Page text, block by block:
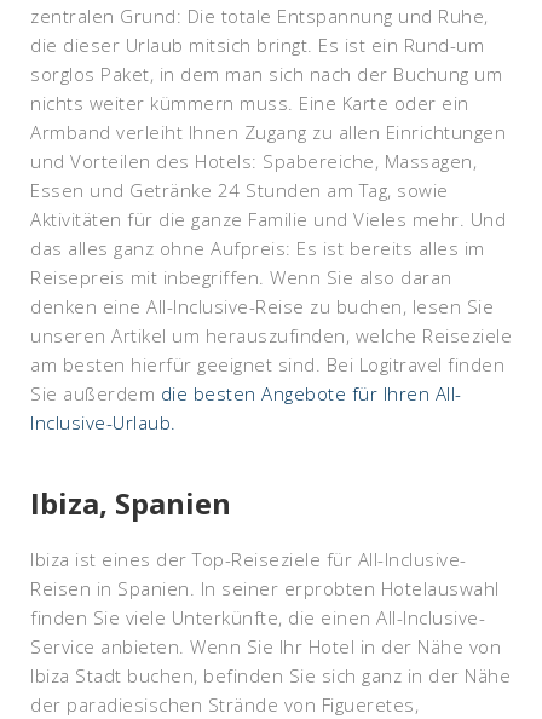
zentralen Grund: Die totale Entspannung und Ruhe,
die dieser Urlaub mitsich bringt. Es ist ein Rund-um
sorglos Paket, in dem man sich nach der Buchung um
nichts weiter kümmern muss. Eine Karte oder ein
Armband verleiht Ihnen Zugang zu allen Einrichtungen
und Vorteilen des Hotels: Spabereiche, Massagen,
Essen und Getränke 24 Stunden am Tag, sowie
Aktivitäten für die ganze Familie und Vieles mehr. Und
das alles ganz ohne Aufpreis: Es ist bereits alles im
Reisepreis mit inbegriffen. Wenn Sie also daran
denken eine All-Inclusive-Reise zu buchen, lesen Sie
unseren Artikel um herauszufinden, welche Reiseziele
am besten hierfür geeignet sind. Bei Logitravel finden
Sie außerdem die besten Angebote für Ihren All-
Inclusive-Urlaub.
Ibiza, Spanien
Ibiza ist eines der Top-Reiseziele für All-Inclusive-
Reisen in Spanien. In seiner erprobten Hotelauswahl
finden Sie viele Unterkünfte, die einen All-Inclusive-
Service anbieten. Wenn Sie Ihr Hotel in der Nähe von
Ibiza Stadt buchen, befinden Sie sich ganz in der Nähe
der paradiesischen Strände von Figueretes,